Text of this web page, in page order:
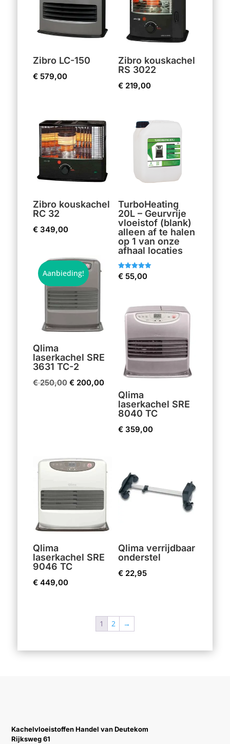
Zibro LC-150
€579,00
Zibro kouskachel
RS 3022
€ 219,00
Zibro kouskachel
RC 32
€349,00
TurboHeating
20L – Geurvrije
vloeistof (blank)
alleen af te halen
op 1 van onze
afhaal locaties
Gewaardeerd
5.00
€ 55,00
Aanbieding!
Qlima
laserkachel SRE
3631 TC-2
€250,00 Oorspronkelijke
€200,00Huidige
prijsQlima
laserkachel SRE
8040 TC
€ 359,00
Qlima
laserkachel SRE
9046 TC
€449,00
Qlima verrijdbaar
onderstel
€ 22,95
1 2 →
Kachelvloeistoffen Handel van Deutekom
Rijksweg 61